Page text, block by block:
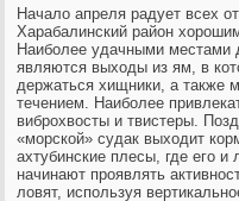
Начало апреля радует всех
Харабалинский район
Наиболее удачными местами
являются выходы из ям, в
держаться хищники, а также
течением. Наиболее
виброхвосты и твистеры.
«морской» судак выходит
ахтубинские плесы, где его
начинают проявлять
ловят, используя